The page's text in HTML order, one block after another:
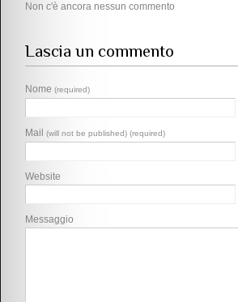
Non c'è ancora nessun commento
Lascia un commento
Nome (required)
Mail (will not be published) (required)
Website
Messaggio